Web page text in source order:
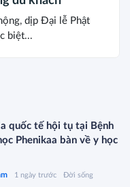
dịp Đại lễ Phật
biệt...
quốc tế hội tụ tại Bệnh
Phenikaa bàn về y học
1 ngày trước Đời sống